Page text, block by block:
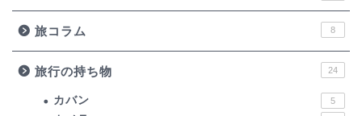
旅コラム 8
旅行の持ち物 24
カバン 5